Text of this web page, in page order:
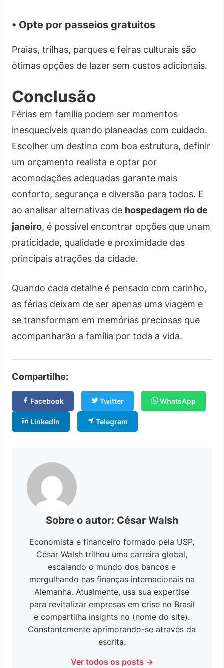
• Opte por passeios gratuitos
Praias, trilhas, parques e feiras culturais são
ótimas opções de lazer sem custos adicionais.
Conclusão
Férias em família podem ser momentos
inesquecíveis quando planeadas com cuidado.
Escolher um destino com boa estrutura, definir
um orçamento realista e optar por
acomodações adequadas garante mais
conforto, segurança e diversão para todos. E
ao analisar alternativas de hospedagem rio de
janeiro, é possível encontrar opções que unam
praticidade, qualidade e proximidade das
principais atrações da cidade.
Quando cada detalhe é pensado com carinho,
as férias deixam de ser apenas uma viagem e
se transformam em memórias preciosas que
acompanharão a família por toda a vida.
Compartilhe:
Facebook Twitter WhatsApp
LinkedIn Telegram
Sobre o autor: César Walsh
Economista e financeiro formado pela USP,
César Walsh trilhou uma carreira global,
escalando o mundo dos bancos e
mergulhando nas finanças internacionais na
Alemanha. Atualmente, usa sua expertise
para revitalizar empresas em crise no Brasil
e compartilha insights no (nome do site).
Constantemente aprimorando-se através da
escrita.
Ver todos os posts →